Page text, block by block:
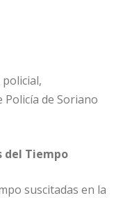
de Soriano
del Tiempo
suscitadas en la